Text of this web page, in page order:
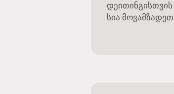
სია